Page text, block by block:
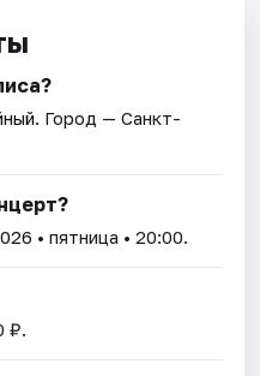
. Город — Санкт-
• пятница • 20:00.
₽.